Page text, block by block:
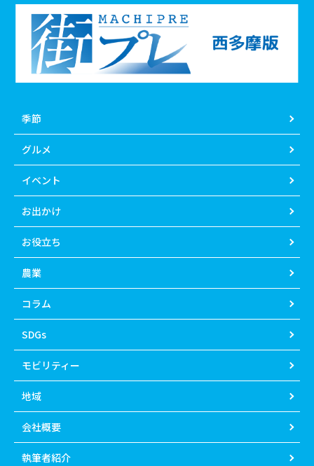
季節
グルメ
イベント
お出かけ
お役立ち
農業
コラム
SDGs
モビリティー
地域
会社概要
執筆者紹介